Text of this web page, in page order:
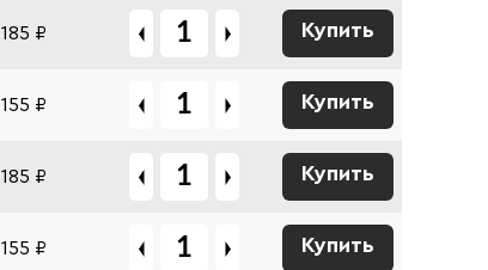
185 ₽ Купить
155 ₽ Купить
185 ₽ Купить
155 ₽ Купить